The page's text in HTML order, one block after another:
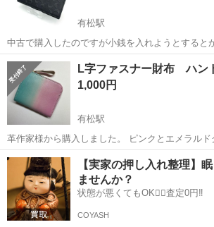
有松駅
中古で購入したのですが小銭を入れようとすると
りお札の出し入れが不憫だったので出品しますm(_ _)m 質問
渉など御座いましたらお気軽にお問い合わせくだ
愛知 名古屋市 小物
L字ファスナー財布 ハン
1,000円
有松駅
革作家様から購入しました。 ピンクとエメラルドグリーンのグラデー
ションがとっても魅力的です。 お札はコイン入れの下に沿わせて収納
出来ます。 また、コイン入れをぐるりと巻く感
来ます。 98gととても軽...
愛知 名古屋市 有松駅 小物 エメ
【実家の押し入れ整理】
ませんか？
状態が悪くてもOK🙆‍♀️査定0円‼️
COYASH